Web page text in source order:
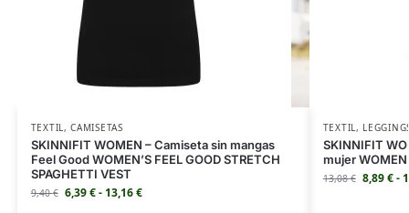
TEXTIL,CAMISETAS
SKINNIFIT WOMEN – Camiseta sin mangas
Feel Good WOMEN’S FEEL GOOD STRETCH
SPAGHETTI VEST
9,40€ 6,39€- 13,16€
TEXTIL,
SKINNIFIT
mujer
13,08€ 8,89€-